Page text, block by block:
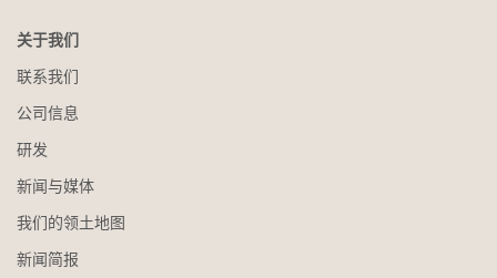
关于我们
联系我们
公司信息
研发
新闻与媒体
我们的领土地图
新闻简报